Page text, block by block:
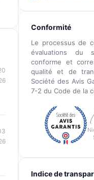
Conformité
Le processus de
évaluations du
conforme et
qualité et de
Société des Avis
7-2 du Code de la
Indice de